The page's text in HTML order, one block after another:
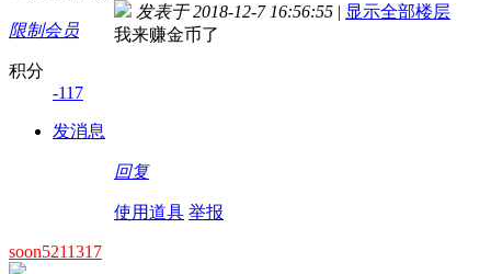
限制会员
积分
-117
发消息
发表于 2018-12-7 16:56:55 | 显示全部楼层
我来赚金币了
回复
使用道具 举报
soon5211317